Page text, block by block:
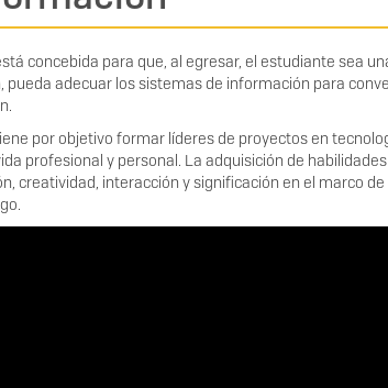
concebida para que, al egresar, el estudiante sea
adecuar los sistemas de información para
por objetivo formar líderes de proyectos en
profesional y personal. La adquisición de
creatividad, interacción y significación en el marco